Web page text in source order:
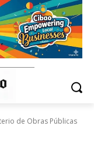
de Obras Públicas